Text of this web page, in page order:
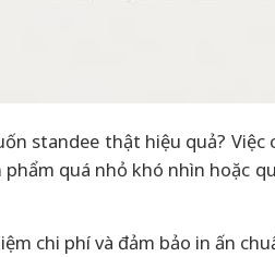
standee thật hiệu quả?
quá nhỏ khó nhìn hoặc
chi phí và đảm bảo in ấn